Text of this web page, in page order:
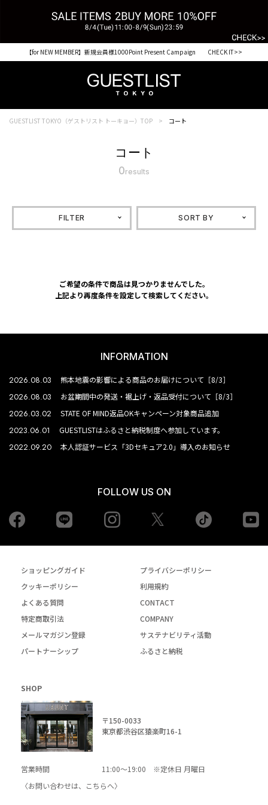
【for NEW MEMBER】新規会員様1000Point Present Campaign CHECK IT>>
GUESTLIST TOKYO（ゲストリスト トーキョー）TOP コート
コート
0results
FILTER SORT BY
ご希望の条件で商品は見つかりませんでした。
上記より再度条件を設定して検索してください。
INFORMATION
2026.08.03 熊本地震の影響による商品のお届けについて［8/3］
2026.08.03 お盆期間中の発送・裾上げ・返品受付について［8/3］
2026.03.02 STATE OF MIND返品OKキャンペーン対象商品追加
2023.06.01 GUESTLISTはふるさと納税制度へ参加しています。
2022.09.20 本人認証サービス「3Dセキュア2.0」導入のお知らせ
FOLLOW US ON
Facebook Instagram tiktok
ショッピングガイド
プライバシーポリシー
クッキーポリシー
利用規約
よくある質問
CONTACT
特定商取引法
COMPANY
メールマガジン登録
サステナビリティ活動
パートナーシップ
ふるさと納税
SHOP
〒150-0033
東京都渋谷区猿楽町16-1
営業時間
11:00～19:00 ※定休日 月曜日
〈お問い合わせは、
こちらへ〉